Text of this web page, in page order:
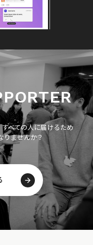
べての人に届けるため
りませんか？